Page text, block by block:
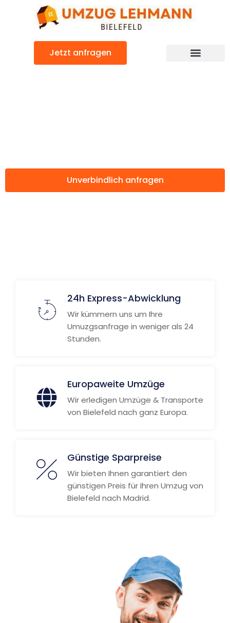
Jetzt anfragen
Unverbindlich anfragen
24h Express-Abwicklung
Wir kümmern uns um Ihre
Umuzgsanfrage in weniger als 24
Stunden.
Europaweite Umzüge
Wir erledigen Umzüge & Transporte
von Bielefeld nach ganz Europa.
Günstige Sparpreise
Wir bieten Ihnen garantiert den
günstigen Preis für Ihren Umzug von
Bielefeld nach Madrid.